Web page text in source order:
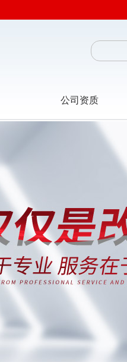
公司资质